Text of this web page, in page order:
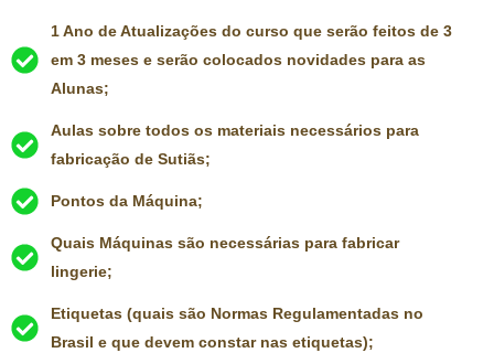
1 Ano de Atualizações do curso que serão feitos de 3
em 3 meses e serão colocados novidades para as
Alunas;
Aulas sobre todos os materiais necessários para
fabricação de Sutiãs;
Pontos da Máquina;
Quais Máquinas são necessárias para fabricar
lingerie;
Etiquetas (quais são Normas Regulamentadas no
Brasil e que devem constar nas etiquetas);